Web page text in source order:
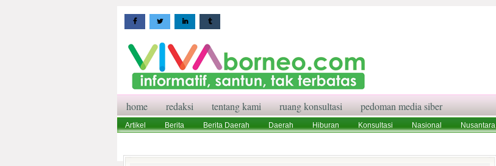
home redaksi tentang kami ruang konsultasi pedoman media siber
Artikel Berita Berita Daerah Daerah Hiburan Konsultasi Nasional Nusantara